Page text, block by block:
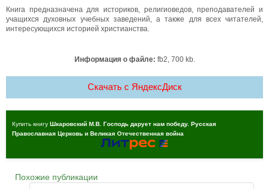
Книга предназначена для историков, религиоведов, преподавателей и
учащихся духовных учебных заведений, а также для всех читателей,
интересующихся историей христианства.
Информация о файле: fb2, 700 kb.
Скачать c ЯндексДиск
Купить книгу Шкаровский М.В. Господь дарует нам победу. Русская
Православная Церковь и Великая Отечественная война
Похожие публикации